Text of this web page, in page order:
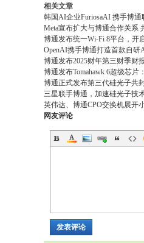
相关文章
韩国AI企业FuriosaAI 携手博
Meta宣布扩大与博通合作关系
博通发布统一Wi-Fi 8平台，开
OpenAI携手博通打造首款自
博通发布2025财年第三财季财
博通发布Tomahawk 6超级芯片
博通正式发布第三代硅光子共
三星联手博通，加速硅光子技
英伟达、博通CPO交换机展开
网友评论
发表评论